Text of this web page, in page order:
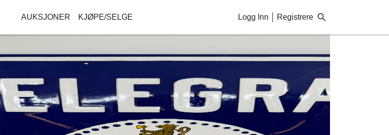
AUKSJONER KJØPE/SELGE Logg Inn Registrere